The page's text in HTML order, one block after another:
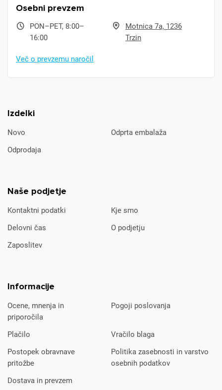
Izdelki
Novo
Odprta embalaža
Odprodaja
Naše podjetje
Kontaktni podatki
Kje smo
Delovni čas
O podjetju
Zaposlitev
Informacije
Ocene, mnenja in
priporočila
Pogoji poslovanja
Plačilo
Vračilo blaga
Postopek obravnave
pritožbe
Politika zasebnosti in varstvo
osebnih podatkov
Dostava in prevzem
Osebni prevzem
PON–PET, 8:00–
16:00
Motnica 7a, 1236
Trzin
Več o prevzemu naročil